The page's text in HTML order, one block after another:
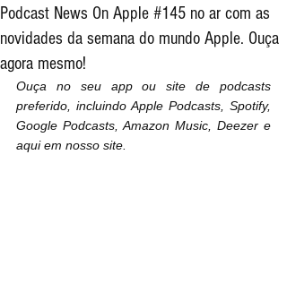
Podcast News On Apple #145 no ar com as
novidades da semana do mundo Apple. Ouça
agora mesmo!
Ouça no seu app ou site de podcasts
preferido, incluindo Apple Podcasts, Spotify,
Google Podcasts, Amazon Music, Deezer e
aqui em nosso site.